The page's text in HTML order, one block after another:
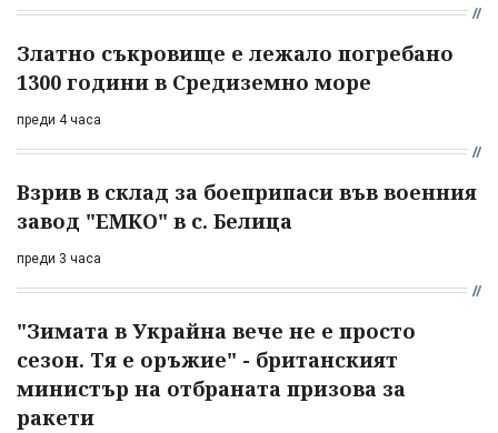
Златно съкровище е лежало погребано
1300 години в Средиземно море
преди 4 часа
Взрив в склад за боеприпаси във военния
завод "ЕМКО" в с. Белица
преди 3 часа
"Зимата в Украйна вече не е просто
сезон. Тя е оръжие" - британският
министър на отбраната призова за
ракети